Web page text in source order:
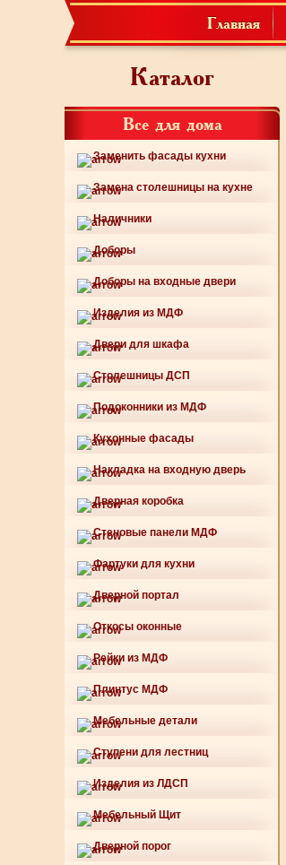
Главная
Каталог
Все для дома
Заменить фасады кухни
Замена столешницы на кухне
Наличники
Доборы
Доборы на входные двери
Изделия из МДФ
Двери для шкафа
Столешницы ДСП
Подоконники из МДФ
Кухонные фасады
Накладка на входную дверь
Дверная коробка
Стеновые панели МДФ
Фартуки для кухни
Дверной портал
Откосы оконные
Рейки из МДФ
Плинтус МДФ
Мебельные детали
Ступени для лестниц
Изделия из ЛДСП
Мебельный Щит
Дверной порог